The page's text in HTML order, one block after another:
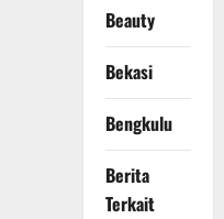
Beauty
Bekasi
Bengkulu
Berita
Terkait